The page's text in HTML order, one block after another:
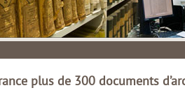
plus de 300 documents